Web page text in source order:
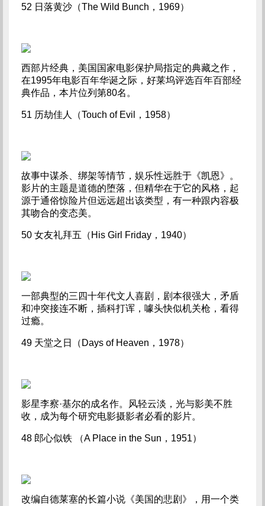
52 日落黄沙（The Wild Bunch，1969）
西部片经典，美国国家电影保护局指定的典藏之作，
在1995年电影百年华诞之际，好莱坞评选百年百部经
典作品，本片位列第80名。
51 历劫佳人（Touch of Evil，1958）
故事中谋杀、绑架等情节，娱乐性远胜于《凯恩》。
影片的主题是道德的堕落，但精华在于它的风格，起
源于通俗惊险片但远远超出该类型，有一种跟内容极
其吻合的变态美。
50 女友礼拜五（His Girl Friday，1940）
一部典型的三四十年代文人喜剧，剧本很强大，矛盾
和冲突接连不断，插科打诨，噱头快似机关枪，看得
过瘾。
49 天堂之日（Days of Heaven，1978）
影星李察·基尔的成名作。风轻云淡，光与影美不胜
收，成为每个研究电影摄影者必看的影片。
48 郎心似铁 （A Place in the Sun，1951）
改编自德莱塞的长篇小说《美国的悲剧》，用一个类